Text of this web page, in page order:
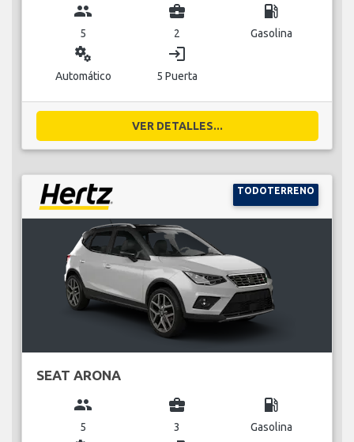
group
5
business_center
2
local_gas_station
Gasolina
miscellaneous_services
Automático
login
5 Puerta
VER DETALLES...
TODOTERRENO
SEAT ARONA
group
5
business_center
3
local_gas_station
Gasolina